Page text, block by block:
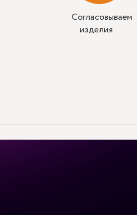
Согласовываем
изделия